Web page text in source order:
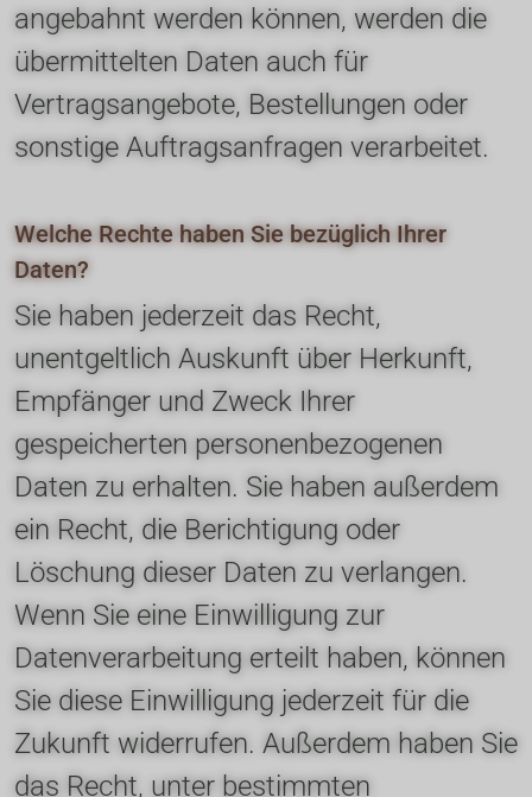
angebahnt werden können, werden die
übermittelten Daten auch für
Vertragsangebote, Bestellungen oder
sonstige Auftragsanfragen verarbeitet.
Welche Rechte haben Sie bezüglich Ihrer
Daten?
Sie haben jederzeit das Recht,
unentgeltlich Auskunft über Herkunft,
Empfänger und Zweck Ihrer
gespeicherten personenbezogenen
Daten zu erhalten. Sie haben außerdem
ein Recht, die Berichtigung oder
Löschung dieser Daten zu verlangen.
Wenn Sie eine Einwilligung zur
Datenverarbeitung erteilt haben, können
Sie diese Einwilligung jederzeit für die
Zukunft widerrufen. Außerdem haben Sie
das Recht, unter bestimmten